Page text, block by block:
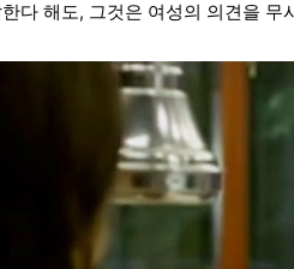
다 해도, 그것은 여성의 의견을 무